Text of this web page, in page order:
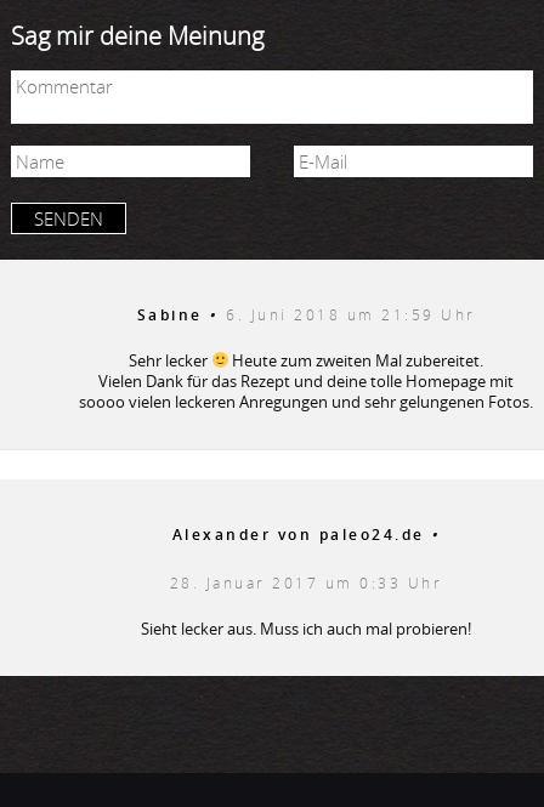
Sag mir deine Meinung
Sabine • 6. Juni 2018 um 21:59 Uhr
Sehr lecker
Heute zum zweiten Mal zubereitet.
Vielen Dank für das Rezept und deine tolle Homepage mit
soooo vielen leckeren Anregungen und sehr gelungenen Fotos.
Alexander von paleo24.de •
28. Januar 2017 um 0:33 Uhr
Sieht lecker aus. Muss ich auch mal probieren!